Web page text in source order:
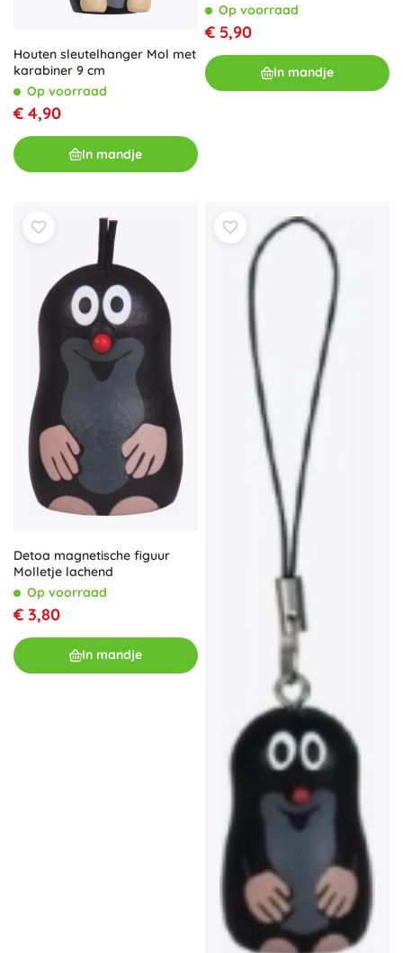
Houten sleutelhanger Mol met
karabiner 9 cm
Op voorraad
€ 4,90
In mandje
Op voorraad
€ 5,90
In mandje
Detoa magnetische figuur
Molletje lachend
Op voorraad
€ 3,80
In mandje